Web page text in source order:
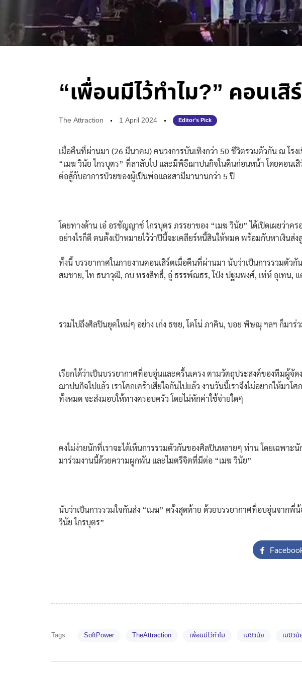
“เพื่อนมีไว้ทำไม?” คอนเ
The Attraction 1 April 2024 Editor's Pick
เมื่อคืนที่ผ่านมา (26 มีนาคม) คนวงการบันเทิงกว่า 50 ชีวิตรวมตัวกัน ณ โร
“เมฆ วินัย ไกรบุตร” ที่ลาลับไป และมีพิธีฌาปนกิจในคืนก่อนหน้า โดยคอนเ
ต่อสู้กับอาการป่วยของผู้เป็นพ่อและสามีมานานกว่า 5 ปี
โดยทางด้าน เอ๋ อรชัญญาช์ ไกรบุตร ภรรยาของ “เมฆ วินัย” ได้เปิดเผยว่
อย่างไรก็ดี ตนตั้งเป้าหมายไว้ว่าปีนี้จะเคลียร์หนี้สินให้หมด พร้อมกับหาเงินส่
ทั้งนี้ บรรยากาศในภายงานคอนเสิร์ตเมื่อคืนที่ผ่านมา นับว่าเป็นการรวมตัว
สมชาย, ไท ธนาวุฒิ, กบ ทรงสิทธิ์, อู๋ ธรรพ์ณธร, โป่ง ปฐมพงศ์, เท่ห์ อุเทน,
รวมไปถึงศิลปินยุคใหม่ๆ อย่าง เก่ง ธชย, โตโน่ ภาคิน, บอย พิษณุ ฯลฯ ก็มา
เรียกได้ว่าเป็นบรรยากาศที่อบอุ่นและครื้นเครง ตามวัตถุประสงค์ของทีมผู้
ฌาปนกิจไปแล้ว เราโศกเศร้าเสียใจกันไปแล้ว งานวันนี้เราจึงไม่อยากให้มา
ทั้งหมด จะส่งมอบให้ทางครอบครัว โดยไม่หักค่าใช้จ่ายใดๆ
คงไม่ง่ายนักที่เราจะได้เห็นการรวมตัวกันของศิลปินหลายๆ ท่าน โดยเฉพา
มาร่วมงานนี้ด้วยความผูกพัน และไมตรีจิตที่มีต่อ “เมฆ วินัย”
นับว่าเป็นการรวมใจกันส่ง “เมฆ” ครั้งสุดท้าย ด้วยบรรยากาศที่อบอุ่นจาก
วินัย ไกรบุตร”
Tags: SoftPower TheAttraction เพื่อนมีไว้ทำไม เมฆวินัย เมฆวินั